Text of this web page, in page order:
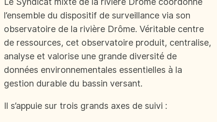
l’ensemble du dispositif de surveillance via son
observatoire de la rivière Drôme. Véritable centre
de ressources, cet observatoire produit, centralise,
analyse et valorise une grande diversité de
données environnementales essentielles à la
gestion durable du bassin versant.
Il s’appuie sur trois grands axes de suivi :